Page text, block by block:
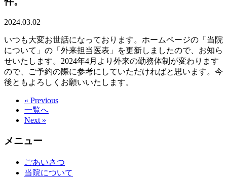
2024.03.02
いつも大変お世話になっております。ホームページの「当院
について」の「外来担当医表」を更新しましたので、お知ら
せいたします。2024年4月より外来の勤務体制が変わります
ので、ご予約の際に参考にしていただければと思います。今
後ともよろしくお願いいたします。
« Previous
一覧へ
Next »
メニュー
ごあいさつ
当院について